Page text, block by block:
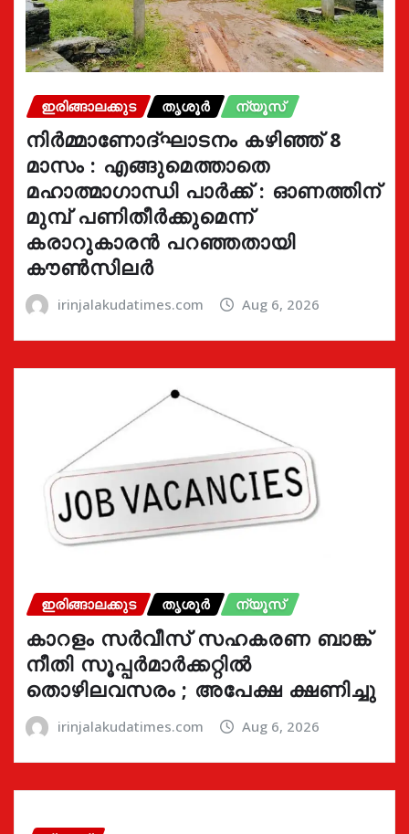
ഇരിങ്ങാലക്കുട തൃശൂർ ന്യൂസ്
നിർമ്മാണോദ്ഘാടനം കഴിഞ്ഞ് 8
മാസം : എങ്ങുമെത്താതെ
മഹാത്മാഗാന്ധി പാർക്ക് : ഓണത്തിന്
മുമ്പ് പണിതീർക്കുമെന്ന്
കരാറുകാരൻ പറഞ്ഞതായി
കൗൺസിലർ
irinjalakudatimes.com Aug 6, 2026
ഇരിങ്ങാലക്കുട തൃശൂർ ന്യൂസ്
കാറളം സർവീസ് സഹകരണ ബാങ്ക്
നീതി സൂപ്പർമാർക്കറ്റിൽ
തൊഴിലവസരം ; അപേക്ഷ ക്ഷണിച്ചു
irinjalakudatimes.com Aug 6, 2026